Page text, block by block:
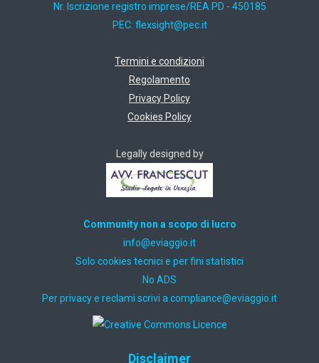
Nr. Iscrizione registro imprese/REA PD - 450185
PEC: ti.cep@thgisxelf
Termini e condizioni
Regolamento
Privacy Policy
Cookies Policy
Legally designed by
Community non a scopo di lucro
ti.oiggaive@ofni
Solo cookies tecnici e per fini statistici
No ADS
Per privacy e reclami scrivi a ti.oiggaive@ecnailpmoc
Disclaimer